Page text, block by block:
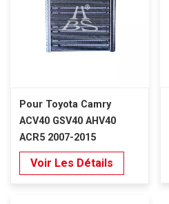
Pour Toyota Camry
ACV40 GSV40 AHV40
ACR5 2007-2015
Évaporateur de
climatisation LHD/RHD
Voir Les Détails